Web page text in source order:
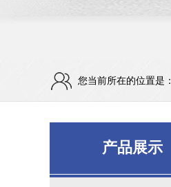
您当前所在的位置是：
产品展示